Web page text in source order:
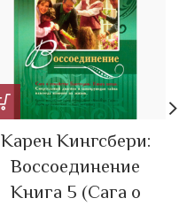
Карен Кингсбери:
Воссоединение
Книга 5 (Сага о